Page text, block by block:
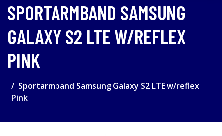
SPORTARMBAND SAMSUNG
GALAXY S2 LTE W/REFLEX
PINK
Sportarmband Samsung Galaxy S2 LTE w/reflex
Pink